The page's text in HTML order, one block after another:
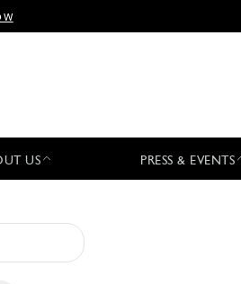
US PRESS & EVENTS